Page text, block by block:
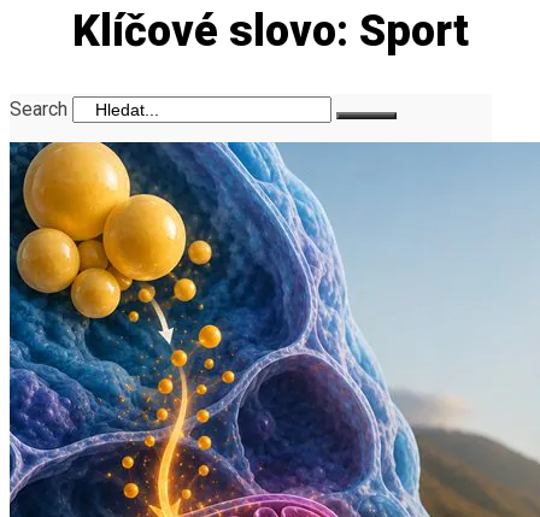
Klíčové slovo: Sport
Search